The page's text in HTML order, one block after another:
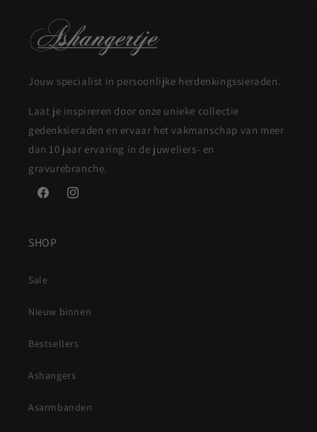
Jouw specialist in persoonlijke herdenkingssieraden.
Laat je inspireren door onze unieke collectie
gedenksieraden en ervaar het vakmanschap van meer
dan 10 jaar ervaring in de juweliers- en
gravurebranche.
FacebookInstagram
SHOP
Sale
Nieuw binnen
Bestsellers
Ashangers
Asarmbanden